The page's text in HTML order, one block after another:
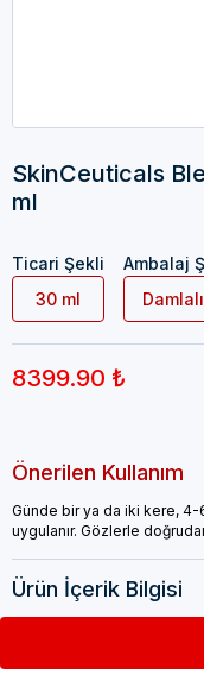
SkinCeuticals
ml
Ticari Şekli
30 ml
Ambalaj
8399.90 ₺
Önerilen Kullanım
Günde bir ya da iki kere,
uygulanır. Gözlerle
Ürün İçerik Bilgisi